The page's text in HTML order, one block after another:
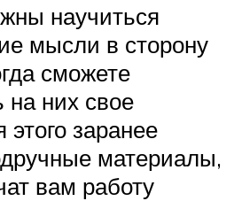
научиться
мысли в сторону
сможете
на них свое
заранее
материалы,
вам работу